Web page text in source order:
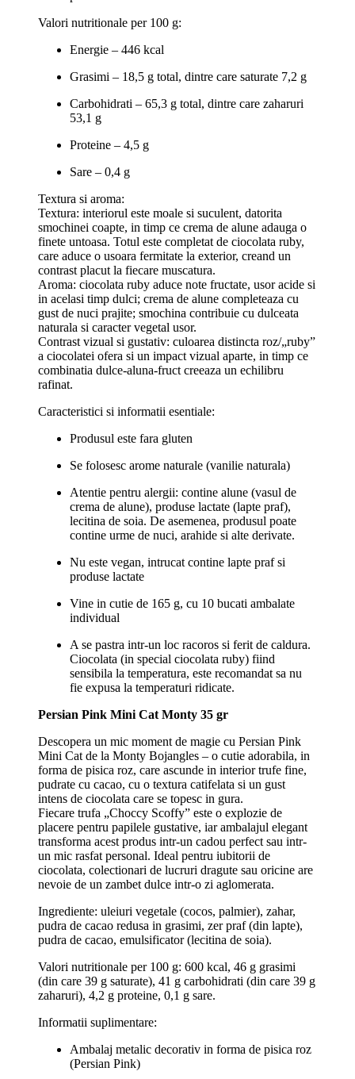
Valori nutritionale per 100 g:
Energie – 446 kcal
Grasimi – 18,5 g total, dintre care saturate 7,2 g
Carbohidrati – 65,3 g total, dintre care zaharuri
53,1 g
Proteine – 4,5 g
Sare – 0,4 g
Textura si aroma:
Textura: interiorul este moale si suculent, datorita
smochinei coapte, in timp ce crema de alune adauga o
finete untoasa. Totul este completat de ciocolata ruby,
care aduce o usoara fermitate la exterior, creand un
contrast placut la fiecare muscatura.
Aroma: ciocolata ruby aduce note fructate, usor acide si
in acelasi timp dulci; crema de alune completeaza cu
gust de nuci prajite; smochina contribuie cu dulceata
naturala si caracter vegetal usor.
Contrast vizual si gustativ: culoarea distincta roz/„ruby”
a ciocolatei ofera si un impact vizual aparte, in timp ce
combinatia dulce-aluna-fruct creeaza un echilibru
rafinat.
Caracteristici si informatii esentiale:
Produsul este fara gluten
Se folosesc arome naturale (vanilie naturala)
Atentie pentru alergii: contine alune (vasul de
crema de alune), produse lactate (lapte praf),
lecitina de soia. De asemenea, produsul poate
contine urme de nuci, arahide si alte derivate.
Nu este vegan, intrucat contine lapte praf si
produse lactate
Vine in cutie de 165 g, cu 10 bucati ambalate
individual
A se pastra intr-un loc racoros si ferit de caldura.
Ciocolata (in special ciocolata ruby) fiind
sensibila la temperatura, este recomandat sa nu
fie expusa la temperaturi ridicate.
Persian Pink Mini Cat Monty 35 gr
Descopera un mic moment de magie cu Persian Pink
Mini Cat de la Monty Bojangles – o cutie adorabila, in
forma de pisica roz, care ascunde in interior trufe fine,
pudrate cu cacao, cu o textura catifelata si un gust
intens de ciocolata care se topesc in gura.
Fiecare trufa „Choccy Scoffy” este o explozie de
placere pentru papilele gustative, iar ambalajul elegant
transforma acest produs intr-un cadou perfect sau intr-
un mic rasfat personal. Ideal pentru iubitorii de
ciocolata, colectionari de lucruri dragute sau oricine are
nevoie de un zambet dulce intr-o zi aglomerata.
Ingrediente: uleiuri vegetale (cocos, palmier), zahar,
pudra de cacao redusa in grasimi, zer praf (din lapte),
pudra de cacao, emulsificator (lecitina de soia).
Valori nutritionale per 100 g: 600 kcal, 46 g grasimi
(din care 39 g saturate), 41 g carbohidrati (din care 39 g
zaharuri), 4,2 g proteine, 0,1 g sare.
Informatii suplimentare:
Ambalaj metalic decorativ in forma de pisica roz
(Persian Pink)